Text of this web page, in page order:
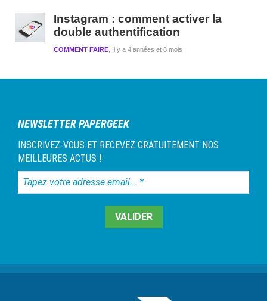
Instagram : comment activer la
double authentification
Il y a 4 années et 8 mois
COMMENT FAIRE
NEWSLETTER PAPERGEEK
INSCRIVEZ-VOUS ET RECEVEZ GRATUITEMENT NOS
MEILLEURES ACTUS !
Tapez
votre